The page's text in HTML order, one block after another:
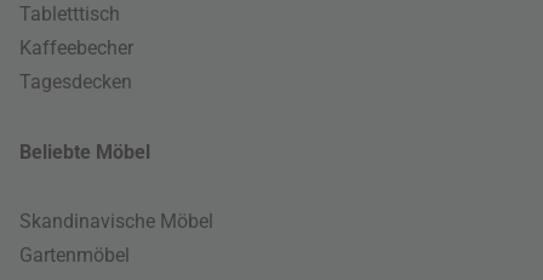
Tabletttisch
Kaffeebecher
Tagesdecken
Beliebte Möbel
Skandinavische Möbel
Gartenmöbel